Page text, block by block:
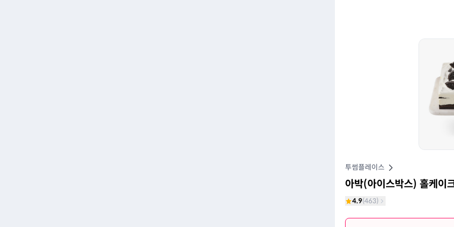
투썸플레이스
아박(아이스박스) 홀케이
4.9(463)